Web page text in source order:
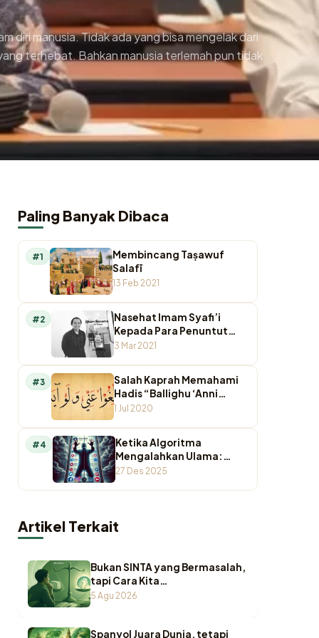
diri manusia. Tidak ada yang bisa mengelak dari
terhebat. Bahkan manusia terlemah pun tidak
Paling Banyak Dibaca
#1
Membincang Taṣawuf
Salafī
13 Feb 2021
#2
Nasehat Imam Syafi’i
Kepada Para Penuntut
Ilmu
3 Mar 2021
#3
Salah Kaprah Memahami
Hadis “Ballighu ‘Anni
Walaw Ayah”
1 Jul 2020
#4
Ketika Algoritma
Mengalahkan Ulama:
Krisis Otoritas
27 Des 2025
Artikel Terkait
Bukan SINTA yang Bermasalah,
tapi Cara Kita
Memperlakukannya
5 Agu 2026
Spanyol Juara Dunia, tetapi